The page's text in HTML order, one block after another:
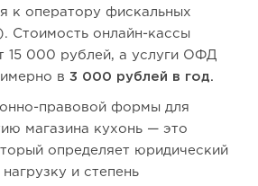
к оператору фискальных
Стоимость онлайн-кассы
15 000 рублей, а услуги ОФД
в 3 000 рублей в год.
правовой формы для
магазина кухонь — это
определяет юридический
и степень